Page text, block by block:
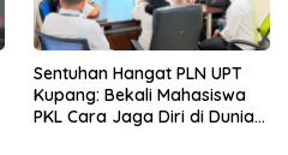
Sentuhan Hangat PLN UPT
Kupang: Bekali Mahasiswa
PKL Cara Jaga Diri di Dunia